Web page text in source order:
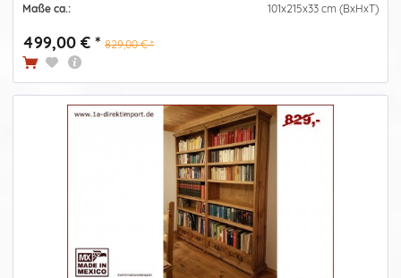
Maße ca.: 101x215x33 cm (BxHxT)
499,00 € * 829,00 € *